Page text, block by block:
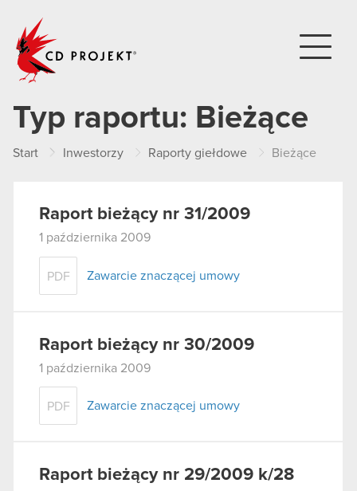
Typ raportu: Bieżące
Start Inwestorzy Raporty giełdowe Bieżące
Raport bieżący nr 31/2009
1 października 2009
PDF Zawarcie znaczącej umowy
Raport bieżący nr 30/2009
1 października 2009
PDF Zawarcie znaczącej umowy
Raport bieżący nr 29/2009 k/28